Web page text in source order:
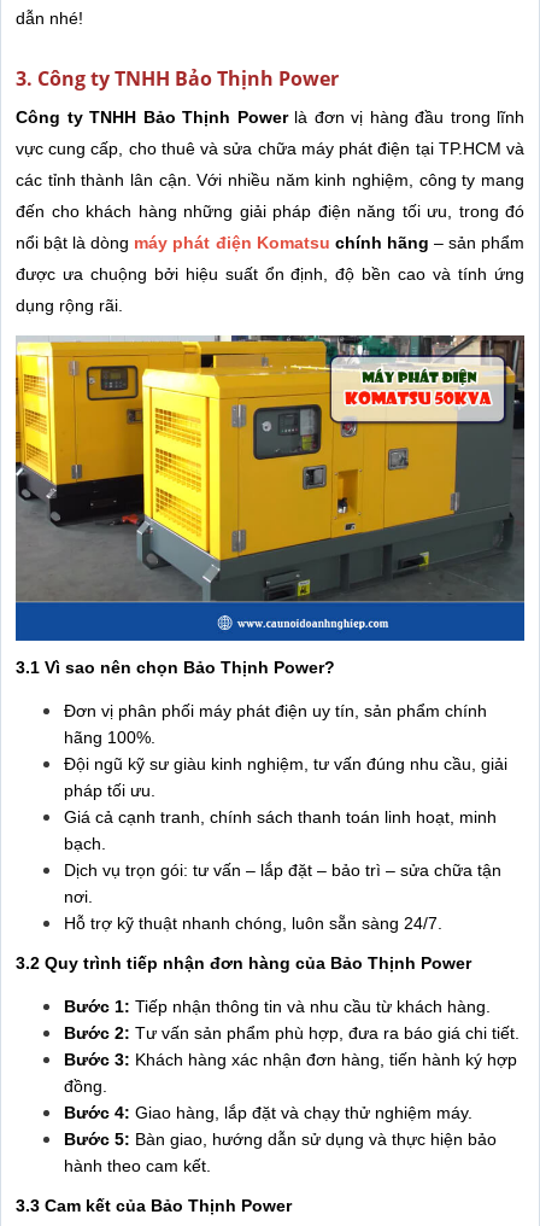
dẫn nhé!
3. Công ty TNHH Bảo Thịnh Power
Công ty TNHH Bảo Thịnh Powerlà đơn vị hàng đầu trong lĩnh
vực cung cấp, cho thuê và sửa chữa máy phát điện tại TP.HCM và
các tỉnh thành lân cận. Với nhiều năm kinh nghiệm, công ty mang
đến cho khách hàng những giải pháp điện năng tối ưu, trong đó
nổi bật là dòng máy phát điện Komatsu chính hãng – sản phẩm
được ưa chuộng bởi hiệu suất ổn định, độ bền cao và tính ứng
dụng rộng rãi.
3.1 Vì sao nên chọn Bảo Thịnh Power?
Đơn vị phân phối máy phát điện uy tín, sản phẩm chính
hãng 100%.
Đội ngũ kỹ sư giàu kinh nghiệm, tư vấn đúng nhu cầu, giải
pháp tối ưu.
Giá cả cạnh tranh, chính sách thanh toán linh hoạt, minh
bạch.
Dịch vụ trọn gói: tư vấn – lắp đặt – bảo trì – sửa chữa tận
nơi.
Hỗ trợ kỹ thuật nhanh chóng, luôn sẵn sàng 24/7.
3.2 Quy trình tiếp nhận đơn hàng của Bảo Thịnh Power
Bước 1: Tiếp nhận thông tin và nhu cầu từ khách hàng.
Bước 2: Tư vấn sản phẩm phù hợp, đưa ra báo giá chi tiết.
Bước 3: Khách hàng xác nhận đơn hàng, tiến hành ký hợp
đồng.
Bước 4: Giao hàng, lắp đặt và chạy thử nghiệm máy.
Bước 5: Bàn giao, hướng dẫn sử dụng và thực hiện bảo
hành theo cam kết.
3.3 Cam kết của Bảo Thịnh Power